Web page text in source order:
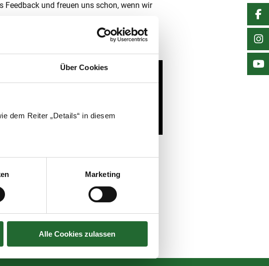
Über Cookies
dem Reiter „Details“ in diesem
Marketing
Alle Cookies zulassen
Feedback und freuen uns schon, wenn wir